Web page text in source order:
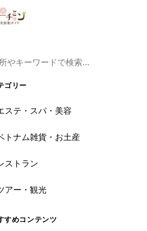
ストラン
ゴリー
ステ・スパ・美容
トナム雑貨・お土産
ストラン
アー・観光
すめコンテンツ